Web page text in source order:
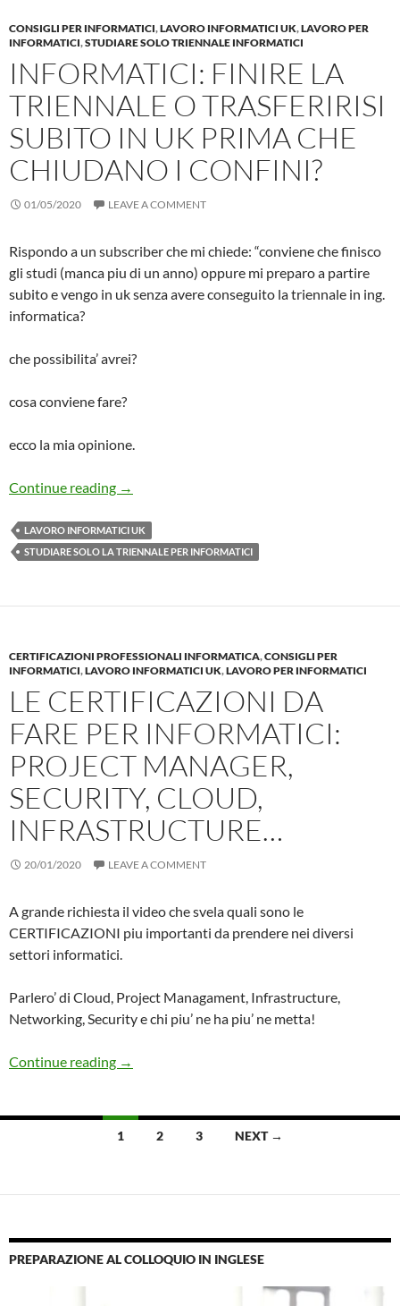
CONSIGLI PER INFORMATICI,LAVORO INFORMATICI UK,LAVORO PER
INFORMATICI,STUDIARE SOLO TRIENNALE INFORMATICI
INFORMATICI: FINIRE LA
TRIENNALE O TRASFERIRISI
SUBITO IN UK PRIMA CHE
CHIUDANO I CONFINI?
01/05/2020 LEAVE A COMMENT
Rispondo a un subscriber che mi chiede: “conviene che finisco
gli studi (manca piu di un anno) oppure mi preparo a partire
subito e vengo in uk senza avere conseguito la triennale in ing.
informatica?
che possibilita’ avrei?
cosa conviene fare?
ecco la mia opinione.
Continue reading Informatici: Finire la TRIENNALE o
→
LAVORO INFORMATICI UK
STUDIARE SOLO LA TRIENNALE PER INFORMATICI
CERTIFICAZIONI PROFESSIONALI INFORMATICA,CONSIGLI PER
INFORMATICI,LAVORO INFORMATICI UK,LAVORO PER INFORMATICI
LE CERTIFICAZIONI DA
FARE PER INFORMATICI:
PROJECT MANAGER,
SECURITY, CLOUD,
INFRASTRUCTURE…
20/01/2020 LEAVE A COMMENT
A grande richiesta il video che svela quali sono le
CERTIFICAZIONI piu importanti da prendere nei diversi
settori informatici.
Parlero’ di Cloud, Project Managament, Infrastructure,
Networking, Security e chi piu’ ne ha piu’ ne metta!
Continue reading Le Certificazioni DA FARE per
→
1 2 3 NEXT →
PREPARAZIONE AL COLLOQUIO IN INGLESE